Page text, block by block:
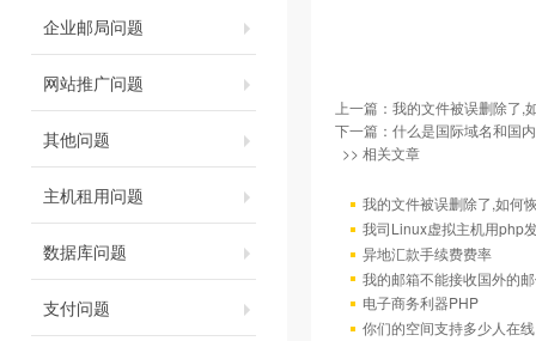
企业邮局问题
网站推广问题
其他问题
主机租用问题
数据库问题
支付问题
上一篇： 我的文件被误删除了,
下一篇： 什么是国际域名和国
>> 相关文章
我的文件被误删除了,如何
我司Linux虚拟主机用php
异地汇款手续费费率
我的邮箱不能接收国外的
电子商务利器PHP
你们的空间支持多少人在